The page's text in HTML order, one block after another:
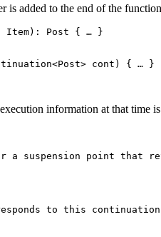
is added to the end of the
Item): Post { … }
<Post> cont) { … }
information at that time
a suspension point that
to this